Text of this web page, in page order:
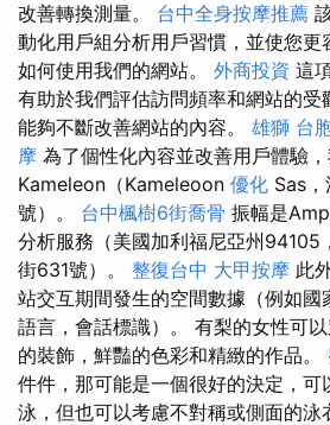
改善轉換測量。 台中全身按摩推薦
動化用戶組分析用戶習慣，並使您更
如何使用我們的網站。 外商投資 這
有助於我們評估訪問頻率和網站的受
能夠不斷改善網站的內容。 雄獅 台
摩 為了個性化內容並改善用戶體驗
Kameleon（Kameleoon 優化 Sas
號）。 台中楓樹6街喬骨 振幅是
分析服務（美國加利福尼亞州
街631號）。 整復台中 大甲按摩 此
站交互期間發生的空間數據（例如國
語言，會話標識）。 有梨的女性可
的裝飾，鮮豔的色彩和精緻的作品。
件件，那可能是一個很好的決定，可
泳，但也可以考慮不對稱或側面的泳